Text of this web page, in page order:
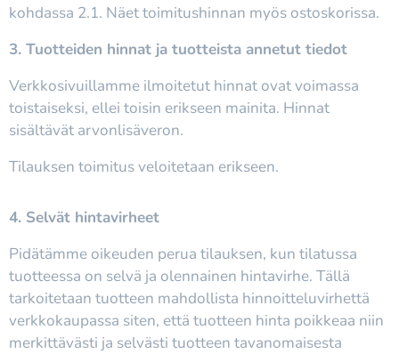
kohdassa 2.1. Näet toimitushinnan myös ostoskorissa.
3. Tuotteiden hinnat ja tuotteista annetut tiedot
Verkkosivuillamme ilmoitetut hinnat ovat voimassa
toistaiseksi, ellei toisin erikseen mainita. Hinnat
sisältävät arvonlisäveron.
Tilauksen toimitus veloitetaan erikseen.
4. Selvät hintavirheet
Pidätämme oikeuden perua tilauksen, kun tilatussa
tuotteessa on selvä ja olennainen hintavirhe. Tällä
tarkoitetaan tuotteen mahdollista hinnoitteluvirhettä
verkkokaupassa siten, että tuotteen hinta poikkeaa niin
merkittävästi ja selvästi tuotteen tavanomaisesta